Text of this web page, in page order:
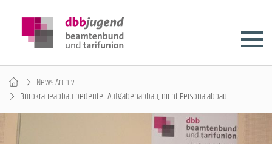
News-Archiv
Bürokratieabbau bedeutet Aufgabenabbau, nicht Personalabbau